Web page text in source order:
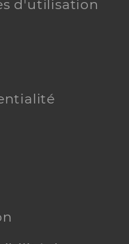
d'utilisation